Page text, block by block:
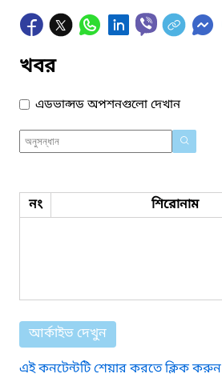
খবর
এডভান্সড অপশনগুলো দেখান
নং শিরোনাম
আর্কাইভ দেখুন
এই কনটেন্টটি শেয়ার করতে ক্লিক করুন